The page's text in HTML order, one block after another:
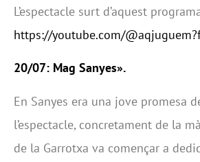
L’espectacle surt d’aquest
https://youtube.com/
20/07: Mag Sanyes».
En Sanyes era una jove promesa
l’espectacle, concretament de la
de la Garrotxa va començar a